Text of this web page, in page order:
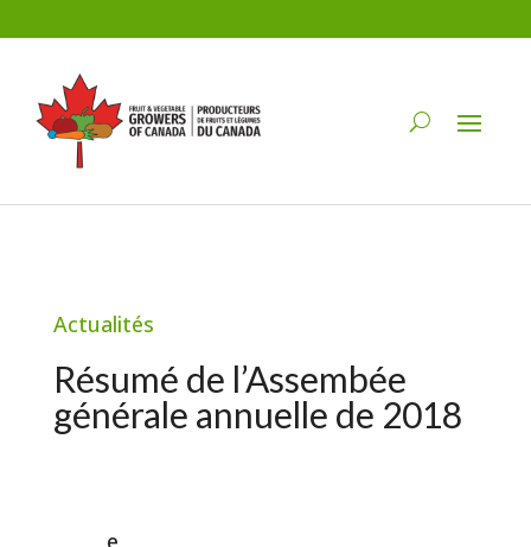
Actualités
Résumé de l’Assembée
générale annuelle de 2018
e